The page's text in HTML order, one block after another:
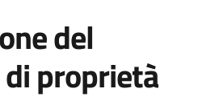
del
proprietà